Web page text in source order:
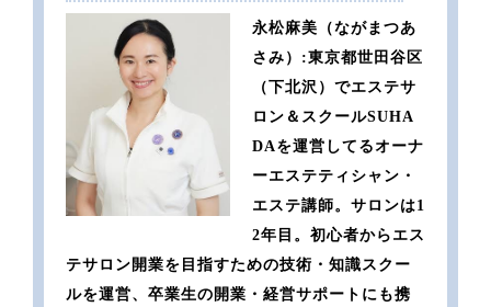
永松麻美（ながまつあ
さみ）:東京都世田谷区
（下北沢）でエステサ
ロン＆スクールSUHA
DAを運営してるオーナ
ーエステティシャン・
エステ講師。サロンは1
2年目。初心者からエス
テサロン開業を目指すための技術・知識スクー
ルを運営、卒業生の開業・経営サポートにも携